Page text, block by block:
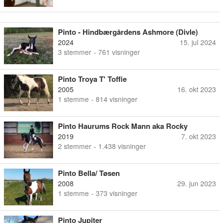
Pinto - Hindbærgårdens Ashmore (Divle)
2024
3 stemmer - 761 visninger
15. jul 2024
Pinto Troya T' Toffie
2005
1 stemme - 814 visninger
16. okt 2023
Pinto Haurums Rock Mann aka Rocky
2019
2 stemmer - 1.438 visninger
7. okt 2023
Pinto Bella/ Tøsen
2008
1 stemme - 373 visninger
29. jun 2023
Pinto Jupiter